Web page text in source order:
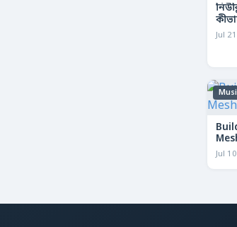
Jul
Jul